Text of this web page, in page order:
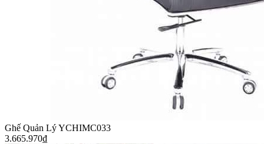
Ghế Quản Lý YCHIMC033
3.665.970₫